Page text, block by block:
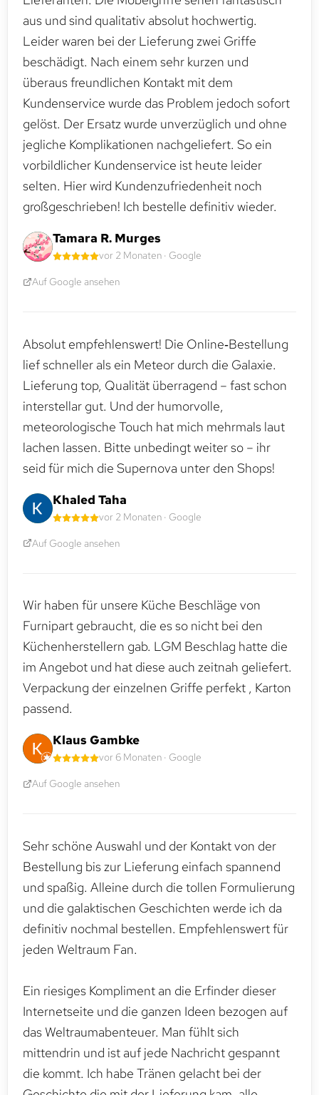
aus und sind qualitativ absolut hochwertig.
Leider waren bei der Lieferung zwei Griffe
beschädigt. Nach einem sehr kurzen und
überaus freundlichen Kontakt mit dem
Kundenservice wurde das Problem jedoch sofort
gelöst. Der Ersatz wurde unverzüglich und ohne
jegliche Komplikationen nachgeliefert. So ein
vorbildlicher Kundenservice ist heute leider
selten. Hier wird Kundenzufriedenheit noch
großgeschrieben! Ich bestelle definitiv wieder.
Tamara R. Murges
vor 2 Monaten · Google
Auf Google ansehen
Absolut empfehlenswert! Die Online‑Bestellung
lief schneller als ein Meteor durch die Galaxie.
Lieferung top, Qualität überragend – fast schon
interstellar gut. Und der humorvolle,
meteorologische Touch hat mich mehrmals laut
lachen lassen. Bitte unbedingt weiter so – ihr
seid für mich die Supernova unter den Shops!
Khaled Taha
vor 2 Monaten · Google
Auf Google ansehen
Wir haben für unsere Küche Beschläge von
Furnipart gebraucht, die es so nicht bei den
Küchenherstellern gab. LGM Beschlag hatte die
im Angebot und hat diese auch zeitnah geliefert.
Verpackung der einzelnen Griffe perfekt , Karton
passend.
Klaus Gambke
vor 6 Monaten · Google
Auf Google ansehen
Sehr schöne Auswahl und der Kontakt von der
Bestellung bis zur Lieferung einfach spannend
und spaßig. Alleine durch die tollen Formulierung
und die galaktischen Geschichten werde ich da
definitiv nochmal bestellen. Empfehlenswert für
jeden Weltraum Fan.
Ein riesiges Kompliment an die Erfinder dieser
Internetseite und die ganzen Ideen bezogen auf
das Weltraumabenteuer. Man fühlt sich
mittendrin und ist auf jede Nachricht gespannt
die kommt. Ich habe Tränen gelacht bei der